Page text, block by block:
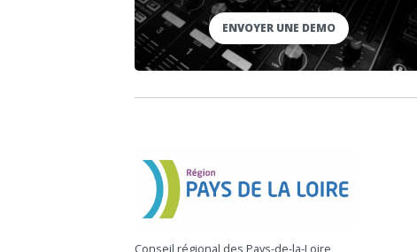
ENVOYER UNE DEMO
Conseil régional des Pays-de-la-Loire